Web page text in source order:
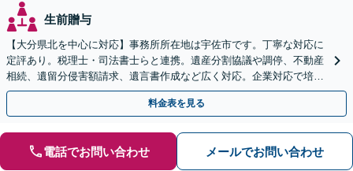
生前贈与
【大分県北を中心に対応】事務所所在地は宇佐市です。丁寧な対応に
定評あり。税理士・司法書士らと連携。遺産分割協議や調停、不動産
相続、遺留分侵害額請求、遺言書作成など広く対応。企業対応で培っ
た根回し・交渉力で円滑な解決を全力でサポートいたします
料金表を見る
電話でお問い合わせ メールでお問い合わせ